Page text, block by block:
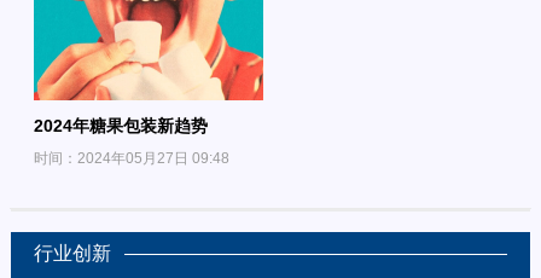
2024年糖果包装新趋势
时间：2024年05月27日 09:48
行业创新